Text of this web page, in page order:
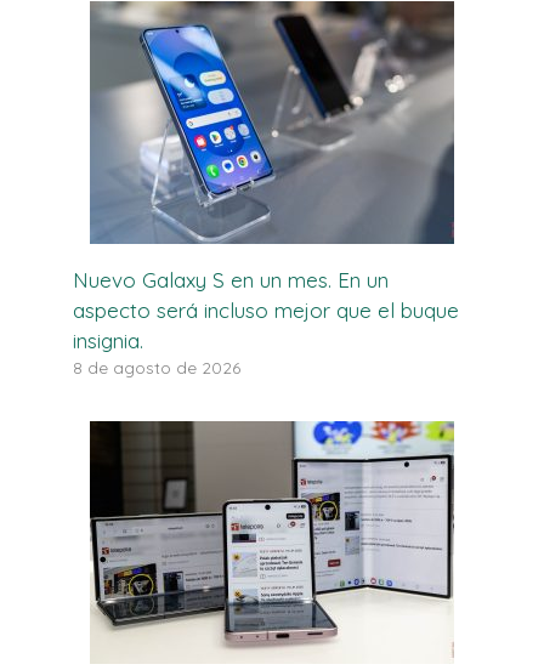
Nuevo Galaxy S en un mes. En un
aspecto será incluso mejor que el buque
insignia.
8 de agosto de 2026